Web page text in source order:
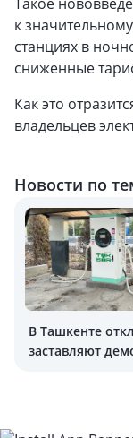
к
станциях в
сниженные
Как это
владельцев
Новости по
В Ташкенте
заставляют